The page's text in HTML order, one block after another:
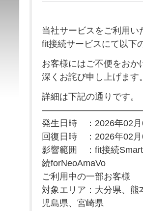
当社サービスをご利用
fit接続サービスにて以下
お客様にはご不便をお
深くお詫び申し上げます。
詳細は下記の通りです。
発生日時 ：2026年02月
回復日時 ：2026年02
影響範囲 ：fit接続
続forNeoAmaVo
ご利用中の一部お客様
対象エリア：大分県、
児島県、宮崎県